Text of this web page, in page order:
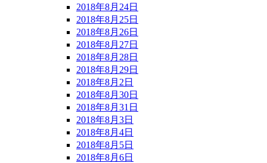
2018年8月24日
2018年8月25日
2018年8月26日
2018年8月27日
2018年8月28日
2018年8月29日
2018年8月2日
2018年8月30日
2018年8月31日
2018年8月3日
2018年8月4日
2018年8月5日
2018年8月6日